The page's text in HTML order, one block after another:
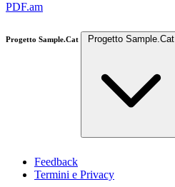
PDF.am
Progetto Sample.Cat Progetto Sample.Cat
Feedback
Termini e Privacy